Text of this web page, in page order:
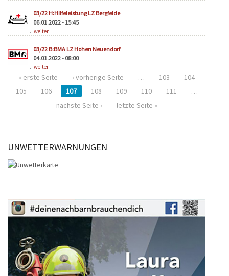
03/22 H:Hilfeleistung LZ Bergfelde
06.01.2022 - 15:45
... weiter
03/22 B:BMA LZ Hohen Neuendorf
04.01.2022 - 08:00
... weiter
« erste Seite ‹ vorherige Seite … 103
104
105
106 107 108 109 110 111
…
nächste Seite ›
letzte Seite »
UNWETTERWARNUNGEN